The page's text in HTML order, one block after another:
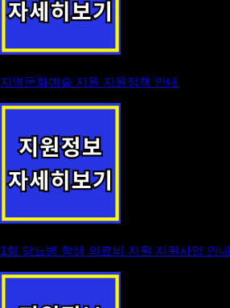
지역문화예술 지원 지원정책 안내
1형 당뇨병 학생 의료비 지원 지원사업 안내